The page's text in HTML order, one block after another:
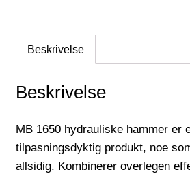
Beskrivelse
Beskrivelse
MB 1650 hydrauliske hammer
tilpasningsdyktig produkt, noe
allsidig. Kombinerer overlegen